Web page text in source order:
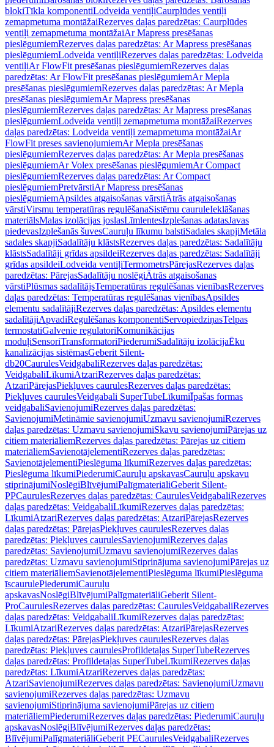
blokiTīkla komponentiLodveida ventiļiCaurplūdes ventiļi
zemapmetuma montāžaiRezerves daļas paredzētas: Caurplūdes
ventiļi zemapmetuma montāžaiAr Mapress presēšanas
pieslēgumiemRezerves daļas paredzētas: Ar Mapress presēšanas
pieslēgumiemLodveida ventiļiRezerves daļas paredzētas: Lodveida
ventiļiAr FlowFit presēšanas pieslēgumiemRezerves daļas
paredzētas: Ar FlowFit presēšanas pieslēgumiemAr Mepla
presēšanas pieslēgumiemRezerves daļas paredzētas: Ar Mepla
presēšanas pieslēgumiemAr Mapress presēšanas
pieslēgumiemRezerves daļas paredzētas: Ar Mapress presēšanas
pieslēgumiemLodveida ventiļi zemapmetuma montāžaiRezerves
daļas paredzētas: Lodveida ventiļi zemapmetuma montāžaiAr
FlowFit preses savienojumiemAr Mepla presēšanas
pieslēgumiemRezerves daļas paredzētas: Ar Mepla presēšanas
pieslēgumiemAr Volex presēšanas pieslēgumiemAr Compact
pieslēgumiemRezerves daļas paredzētas: Ar Compact
pieslēgumiemPretvārstiAr Mapress presēšanas
pieslēgumiemApsildes atgaisošanas vārstiĀtrās atgaisošanas
vārstiVirsmu temperatūras regulēšanaSistēmu cauruleIeklāšanas
materiālsMalas izolācijas joslasLīmlentesIzplešanas adatasJavas
piedevasIzplešanās šuvesCauruļu līkumu balstiSadales skapjiMetāla
sadales skapjiSadalītāju klāstsRezerves daļas paredzētas: Sadalītāju
klāstsSadalītāji grīdas apsildeiRezerves daļas paredzētas: Sadalītāji
grīdas apsildeiLodveida ventiļiTermometrsPārejasRezerves daļas
paredzētas: PārejasSadalītāju noslēgiĀtrās atgaisošanas
vārstiPlūsmas sadalītājsTemperatūras regulēšanas vienībasRezerves
daļas paredzētas: Temperatūras regulēšanas vienībasApsildes
elementu sadalītājiRezerves daļas paredzētas: Apsildes elementu
sadalītājiApvadiRegulēšanas komponentiServopiedziņasTelpas
termostatiGalvenie regulatoriKomunikācijas
moduļiSensoriTransformatoriPiederumiSadalītāju izolācijaĒku
kanalizācijas sistēmasGeberit Silent-
db20CaurulesVeidgabaliRezerves daļas paredzētas:
VeidgabaliLīkumiAtzariRezerves daļas paredzētas:
AtzariPārejasPiekļuves caurulesRezerves daļas paredzētas:
Piekļuves caurulesVeidgabali SuperTubeLīkumiĪpašas formas
veidgabaliSavienojumiRezerves daļas paredzētas:
SavienojumiMetināmie savienojumiUzmavu savienojumiRezerves
daļas paredzētas: Uzmavu savienojumiSkavu savienojumiPārejas uz
citiem materiāliemRezerves daļas paredzētas: Pārejas uz citiem
materiāliemSavienotājelementiRezerves daļas paredzētas:
SavienotājelementiPieslēguma līkumiRezerves daļas paredzētas:
Pieslēguma līkumiPiederumiCauruļu apskavasCauruļu apskavu
stiprinājumiNoslēgiBlīvējumiPalīgmateriāliGeberit Silent-
PPCaurulesRezerves daļas paredzētas: CaurulesVeidgabaliRezerves
daļas paredzētas: VeidgabaliLīkumiRezerves daļas paredzētas:
LīkumiAtzariRezerves daļas paredzētas: AtzariPārejasRezerves
daļas paredzētas: PārejasPiekļuves caurulesRezerves daļas
paredzētas: Piekļuves caurulesSavienojumiRezerves daļas
paredzētas: SavienojumiUzmavu savienojumiRezerves daļas
paredzētas: Uzmavu savienojumiStiprinājuma savienojumiPārejas uz
citiem materiāliemSavienotājelementiPieslēguma līkumiPieslēguma
īscaurulePiederumiCauruļu
apskavasNoslēgiBlīvējumiPalīgmateriāliGeberit Silent-
ProCaurulesRezerves daļas paredzētas: CaurulesVeidgabaliRezerves
daļas paredzētas: VeidgabaliLīkumiRezerves daļas paredzētas:
LīkumiAtzariRezerves daļas paredzētas: AtzariPārejasRezerves
daļas paredzētas: PārejasPiekļuves caurulesRezerves daļas
paredzētas: Piekļuves caurulesProfildetaļas SuperTubeRezerves
daļas paredzētas: Profildetaļas SuperTubeLīkumiRezerves daļas
paredzētas: LīkumiAtzariRezerves daļas paredzētas:
AtzariSavienojumiRezerves daļas paredzētas: SavienojumiUzmavu
savienojumiRezerves daļas paredzētas: Uzmavu
savienojumiStiprinājuma savienojumiPārejas uz citiem
materiāliemPiederumiRezerves daļas paredzētas: PiederumiCauruļu
apskavasNoslēgiBlīvējumiRezerves daļas paredzētas:
BlīvējumiPalīgmateriāliGeberit PECaurulesVeidgabaliRezerves